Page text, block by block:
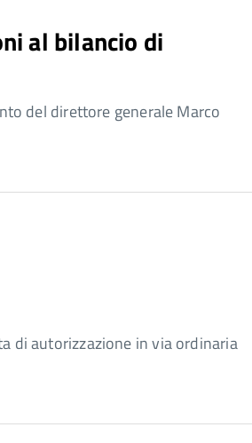
al bilancio di
del direttore generale Marco
di autorizzazione in via ordinaria